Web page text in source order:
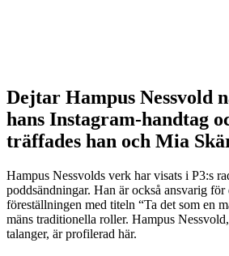
Dejtar Hampus Nessvold
hans Instagram-handtag
träffades han och Mia
Hampus Nessvolds verk har visats i P3:s
poddsändningar. Han är också ansvarig
föreställningen med titeln “Ta det som en
mäns traditionella roller. Hampus
talanger, är profilerad här.